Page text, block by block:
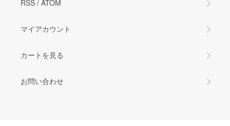
RSS / ATOM
マイアカウント
カートを見る
お問い合わせ